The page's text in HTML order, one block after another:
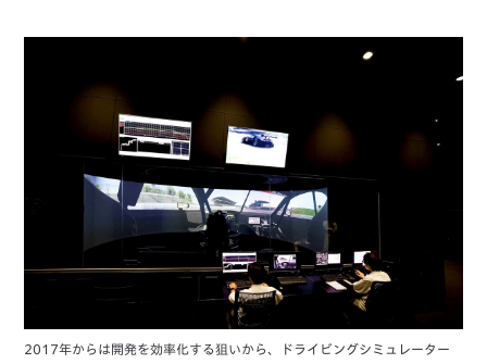
2017年からは開発を効率化する狙いから、ドライビングシミュレーター